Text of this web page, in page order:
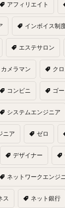
アフィリエイト
インボイス制
エステサロン
カメラマン ク
コンビニ ゴ
システムエンジニア
ニア ゼロ
デザイナー
ネットワークエンジ
ス ネット銀行